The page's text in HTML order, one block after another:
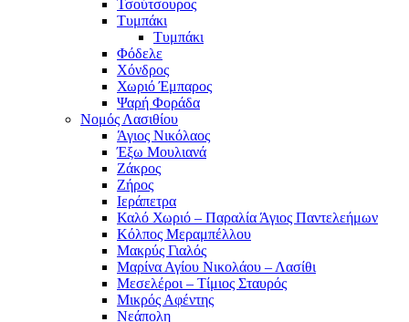
Τσούτσουρος
Τυμπάκι
Τυμπάκι
Φόδελε
Χόνδρος
Χωριό Έμπαρος
Ψαρή Φοράδα
Νομός Λασιθίου
Άγιος Νικόλαος
Έξω Μουλιανά
Ζάκρος
Ζήρος
Ιεράπετρα
Καλό Χωριό – Παραλία Άγιος Παντελεήμων
Κόλπος Μεραμπέλλου
Μακρύς Γιαλός
Μαρίνα Αγίου Νικολάου – Λασίθι
Μεσελέροι – Τίμιος Σταυρός
Μικρός Αφέντης
Νεάπολη